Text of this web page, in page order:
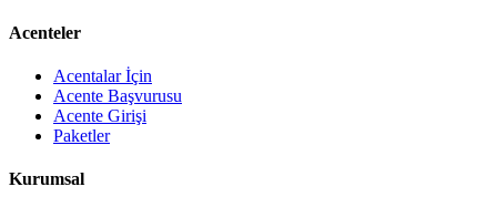
Acenteler
Acentalar İçin
Acente Başvurusu
Acente Girişi
Paketler
Kurumsal